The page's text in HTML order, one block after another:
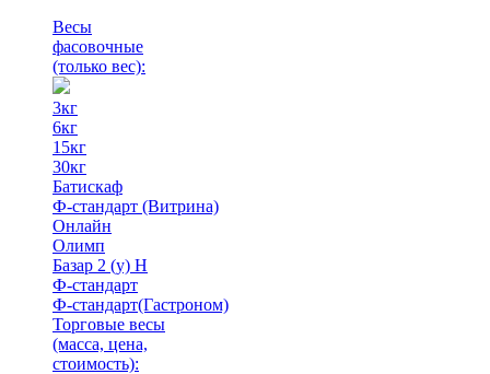
Весы
фасовочные
(только вес):
3кг
6кг
15кг
30кг
Батискаф
Ф-стандарт (Витрина)
Онлайн
Олимп
Базар 2 (у) Н
Ф-стандарт
Ф-стандарт(Гастроном)
Торговые весы
(масса, цена,
стоимость):